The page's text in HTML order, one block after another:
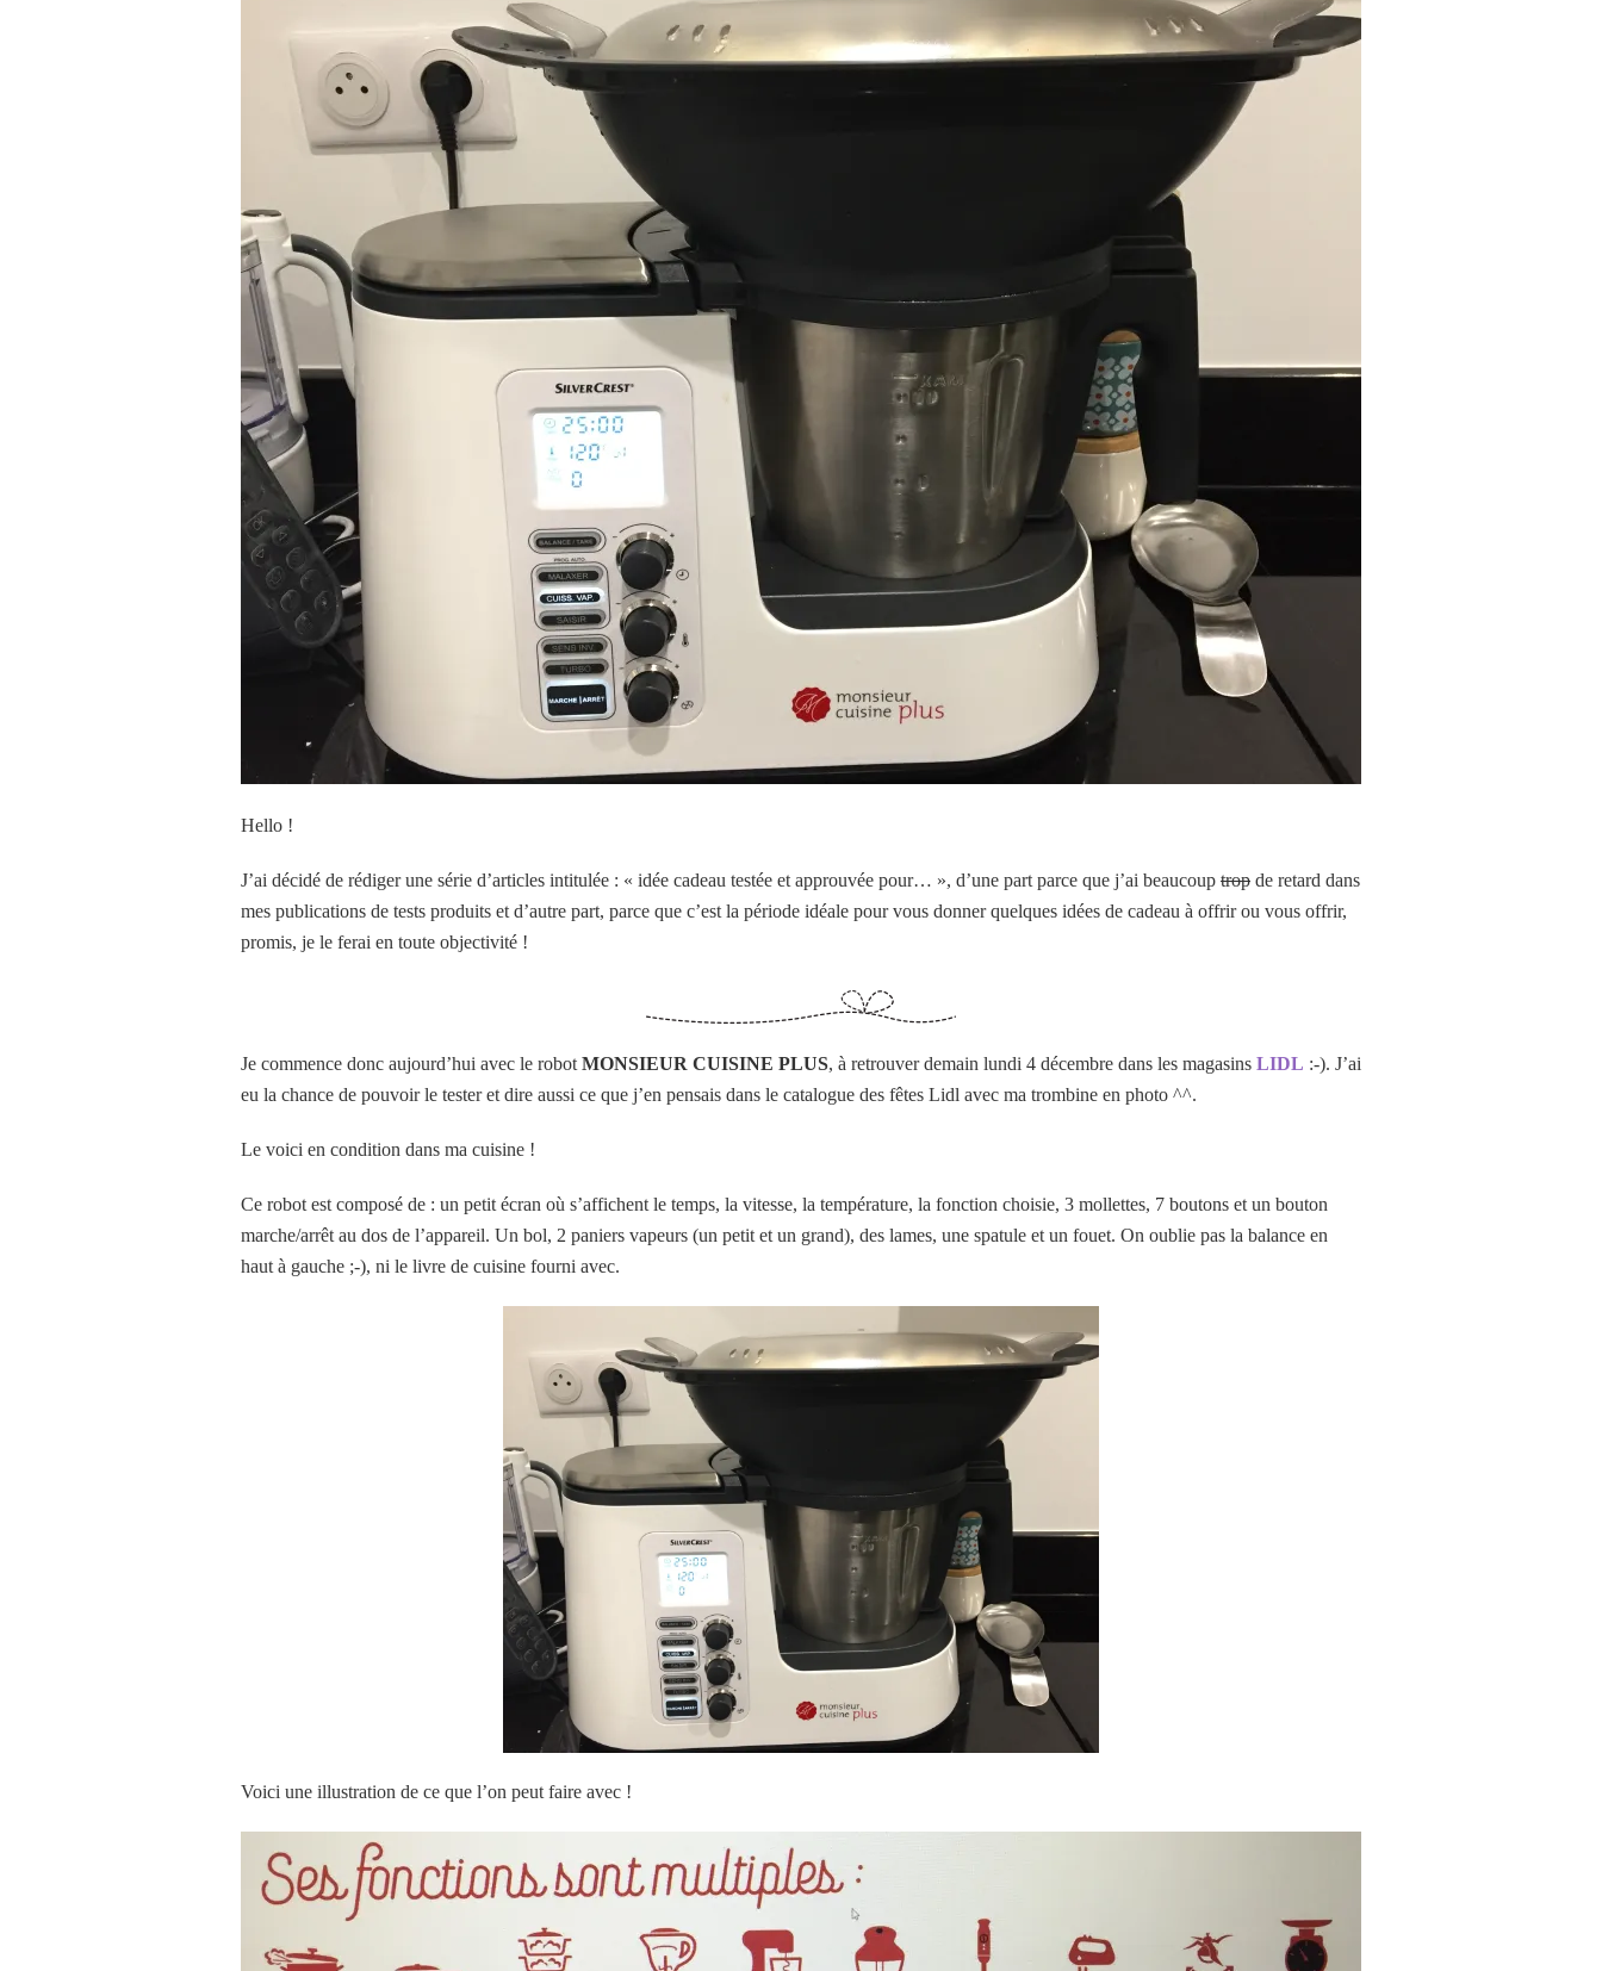
Hello !
J’ai décidé de rédiger une série d’articles intitulée : « idée cadeau testée et approuvée pour… », d’une part parce que j’ai beaucoup trop de retard dans
mes publications de tests produits et d’autre part, parce que c’est la période idéale pour vous donner quelques idées de cadeau à offrir ou vous offrir,
promis, je le ferai en toute objectivité !
Je commence donc aujourd’hui avec le robot MONSIEUR CUISINE PLUS, à retrouver demain lundi 4 décembre dans les magasins LIDL :-). J’ai
eu la chance de pouvoir le tester et dire aussi ce que j’en pensais dans le catalogue des fêtes Lidl avec ma trombine en photo ^^.
Le voici en condition dans ma cuisine !
Ce robot est composé de : un petit écran où s’affichent le temps, la vitesse, la température, la fonction choisie, 3 mollettes, 7 boutons et un bouton
marche/arrêt au dos de l’appareil. Un bol, 2 paniers vapeurs (un petit et un grand), des lames, une spatule et un fouet. On oublie pas la balance en
haut à gauche ;-), ni le livre de cuisine fourni avec.
Voici une illustration de ce que l’on peut faire avec !